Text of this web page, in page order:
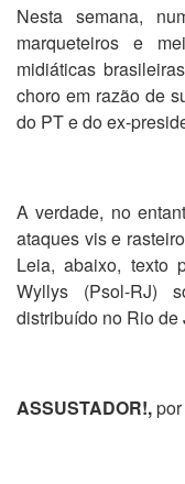
Nesta semana,
marqueteiros e
midiáticas
choro em razão de
do PT e do ex-
A verdade, no
ataques vis e
Leia, abaixo, texto
Wyllys (Psol-RJ)
distribuído no Rio de
ASSUSTADOR!,